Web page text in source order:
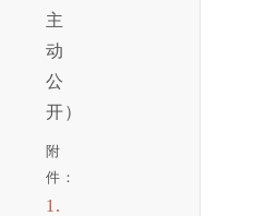
主
动
公
开）
附
件：
1.